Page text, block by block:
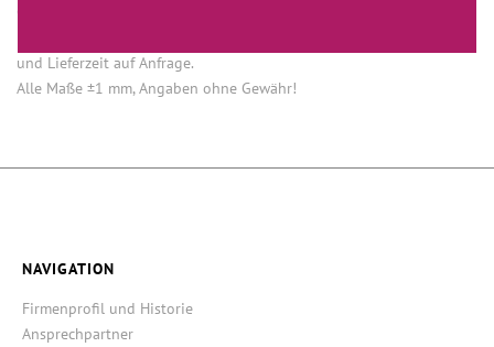
und Lieferzeit auf Anfrage.
Alle Maße ±1 mm, Angaben ohne Gewähr!
NAVIGATION
Firmenprofil und Historie
Ansprechpartner